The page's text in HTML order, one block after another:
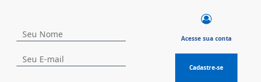
Acesse sua conta
Cadastre-se